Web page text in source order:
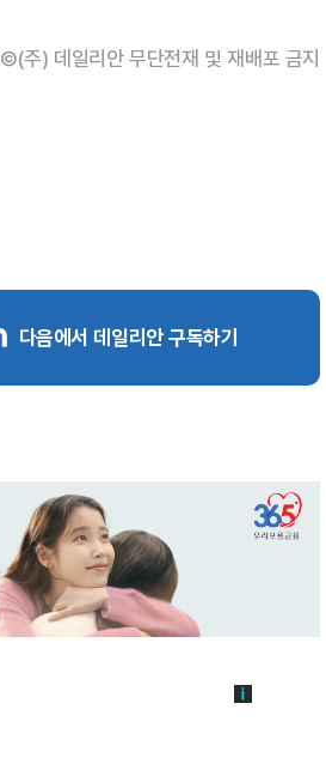
©(주) 데일리안 무단전재 및 재배포 금지
다음에서 데일리안 구독하기